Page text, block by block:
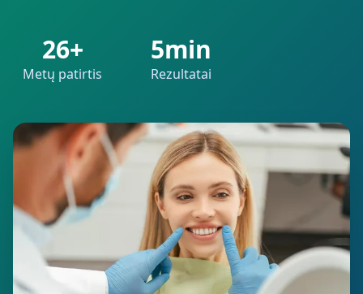
26+
Metų patirtis
5min
Rezultatai